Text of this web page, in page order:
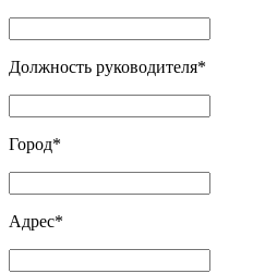
Должность руководителя*
Город*
Адрес*